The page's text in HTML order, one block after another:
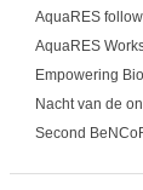
AquaRES
AquaRES
Empowering
Nacht van de
Second